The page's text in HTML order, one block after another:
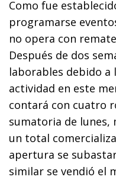
Como fue
programarse
no opera con
Después de dos
laborables debido a
actividad en este
contará con cuatro
sumatoria de lunes,
un total
apertura se
similar se vendió el